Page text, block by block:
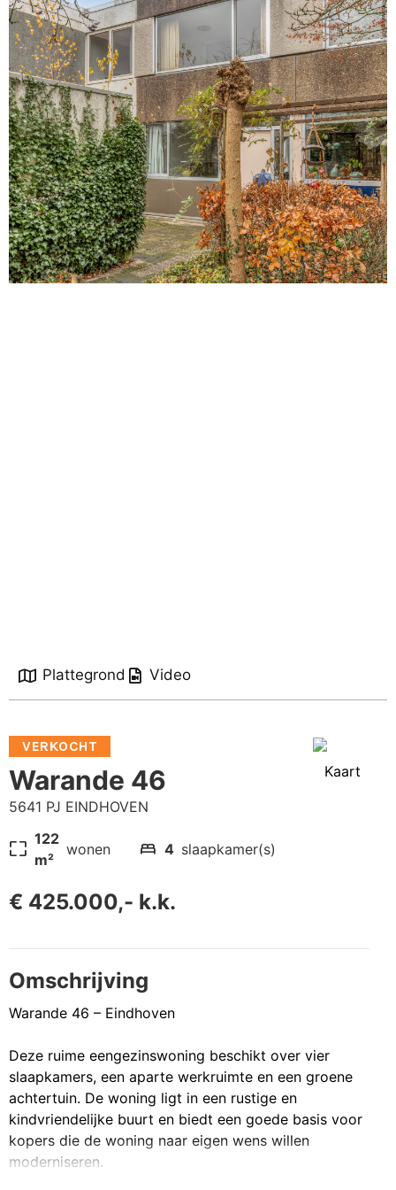
Plattegrond Video
VERKOCHT
Warande 46
5641 PJ EINDHOVEN
pageless 122
m²
wonen bed 4 slaapkamer(s)
€ 425.000,- k.k.
Kaart
Omschrijving
Warande 46 – Eindhoven
Deze ruime eengezinswoning beschikt over vier
slaapkamers, een aparte werkruimte en een groene
achtertuin. De woning ligt in een rustige en
kindvriendelijke buurt en biedt een goede basis voor
kopers die de woning naar eigen wens willen
moderniseren.